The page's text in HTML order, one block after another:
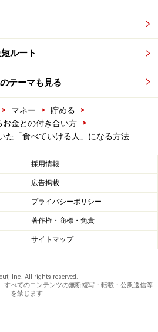
ルート
テーマも見る
> マネー > 貯める
>
お金との付き合い方
>
た「食べていける人」になる方法
採用情報
広告掲載
プライバシーポリシー
著作権・商標・免責
サイトマップ
Inc. All rights reserved.
すべてのコンテンツの無断複写・転載・公衆送信等
を禁じます